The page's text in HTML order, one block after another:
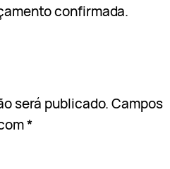
confirmada.
será publicado. Campos
*